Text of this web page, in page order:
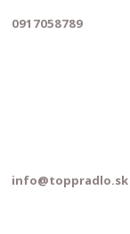
0917058789
info@toppradlo.sk